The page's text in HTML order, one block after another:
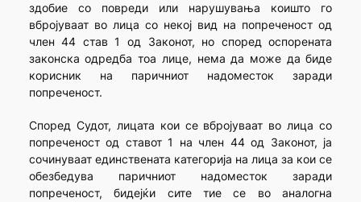
здобие со повреди или нарушувања коишто го
вбројуваат во лица со некој вид на попреченост од
член 44 став 1 од Законот, но според оспорената
законска одредба тоа лице, нема да може да биде
корисник на паричниот надоместок заради
попреченост.
Според Судот, лицата кои се вбројуваат во лица со
попреченост од ставот 1 на член 44 од Законот, ја
сочинуваат единствената категорија на лица за кои се
обезбедува паричниот надоместок заради
попреченост, бидејќи сите тие се во аналогна